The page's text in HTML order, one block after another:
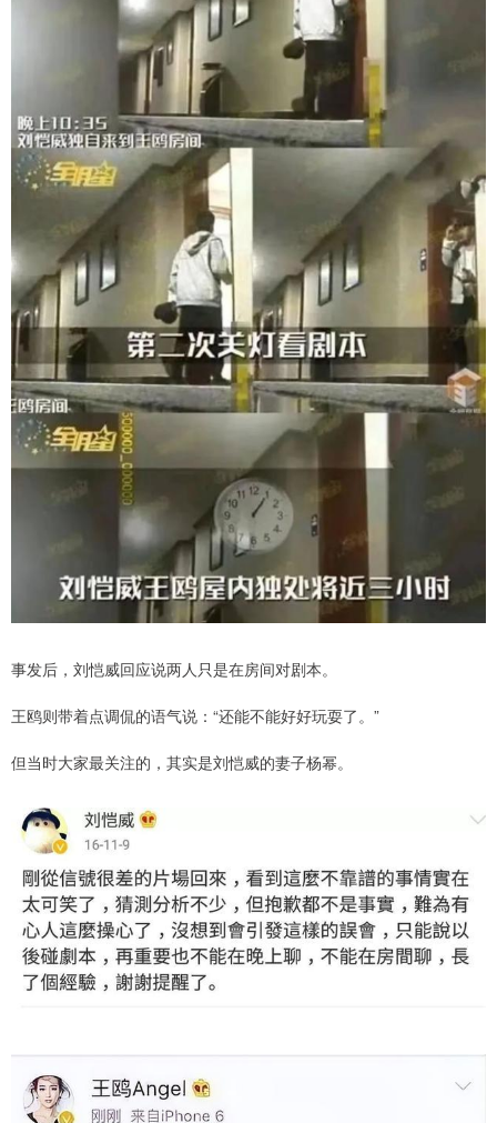
事发后，刘恺威回应说两人只是在房间对剧本。
王鸥则带着点调侃的语气说：“还能不能好好玩耍了。”
但当时大家最关注的，其实是刘恺威的妻子杨幂。